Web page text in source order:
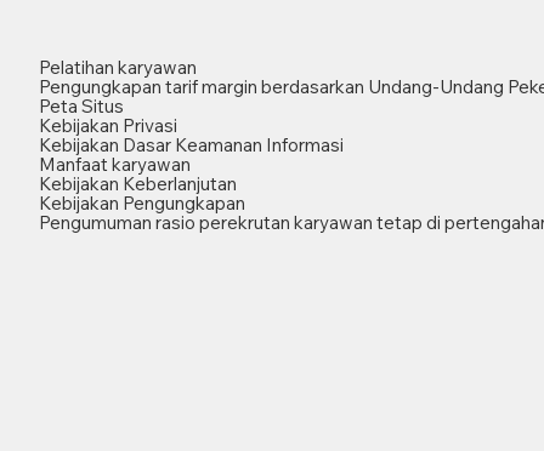
Pelatihan karyawan
Pengungkapan tarif margin berdasarkan Undang-Undang
Peta Situs
Kebijakan Privasi
Kebijakan Dasar Keamanan Informasi
Manfaat karyawan
Kebijakan Keberlanjutan
Kebijakan Pengungkapan
Pengumuman rasio perekrutan karyawan tetap di